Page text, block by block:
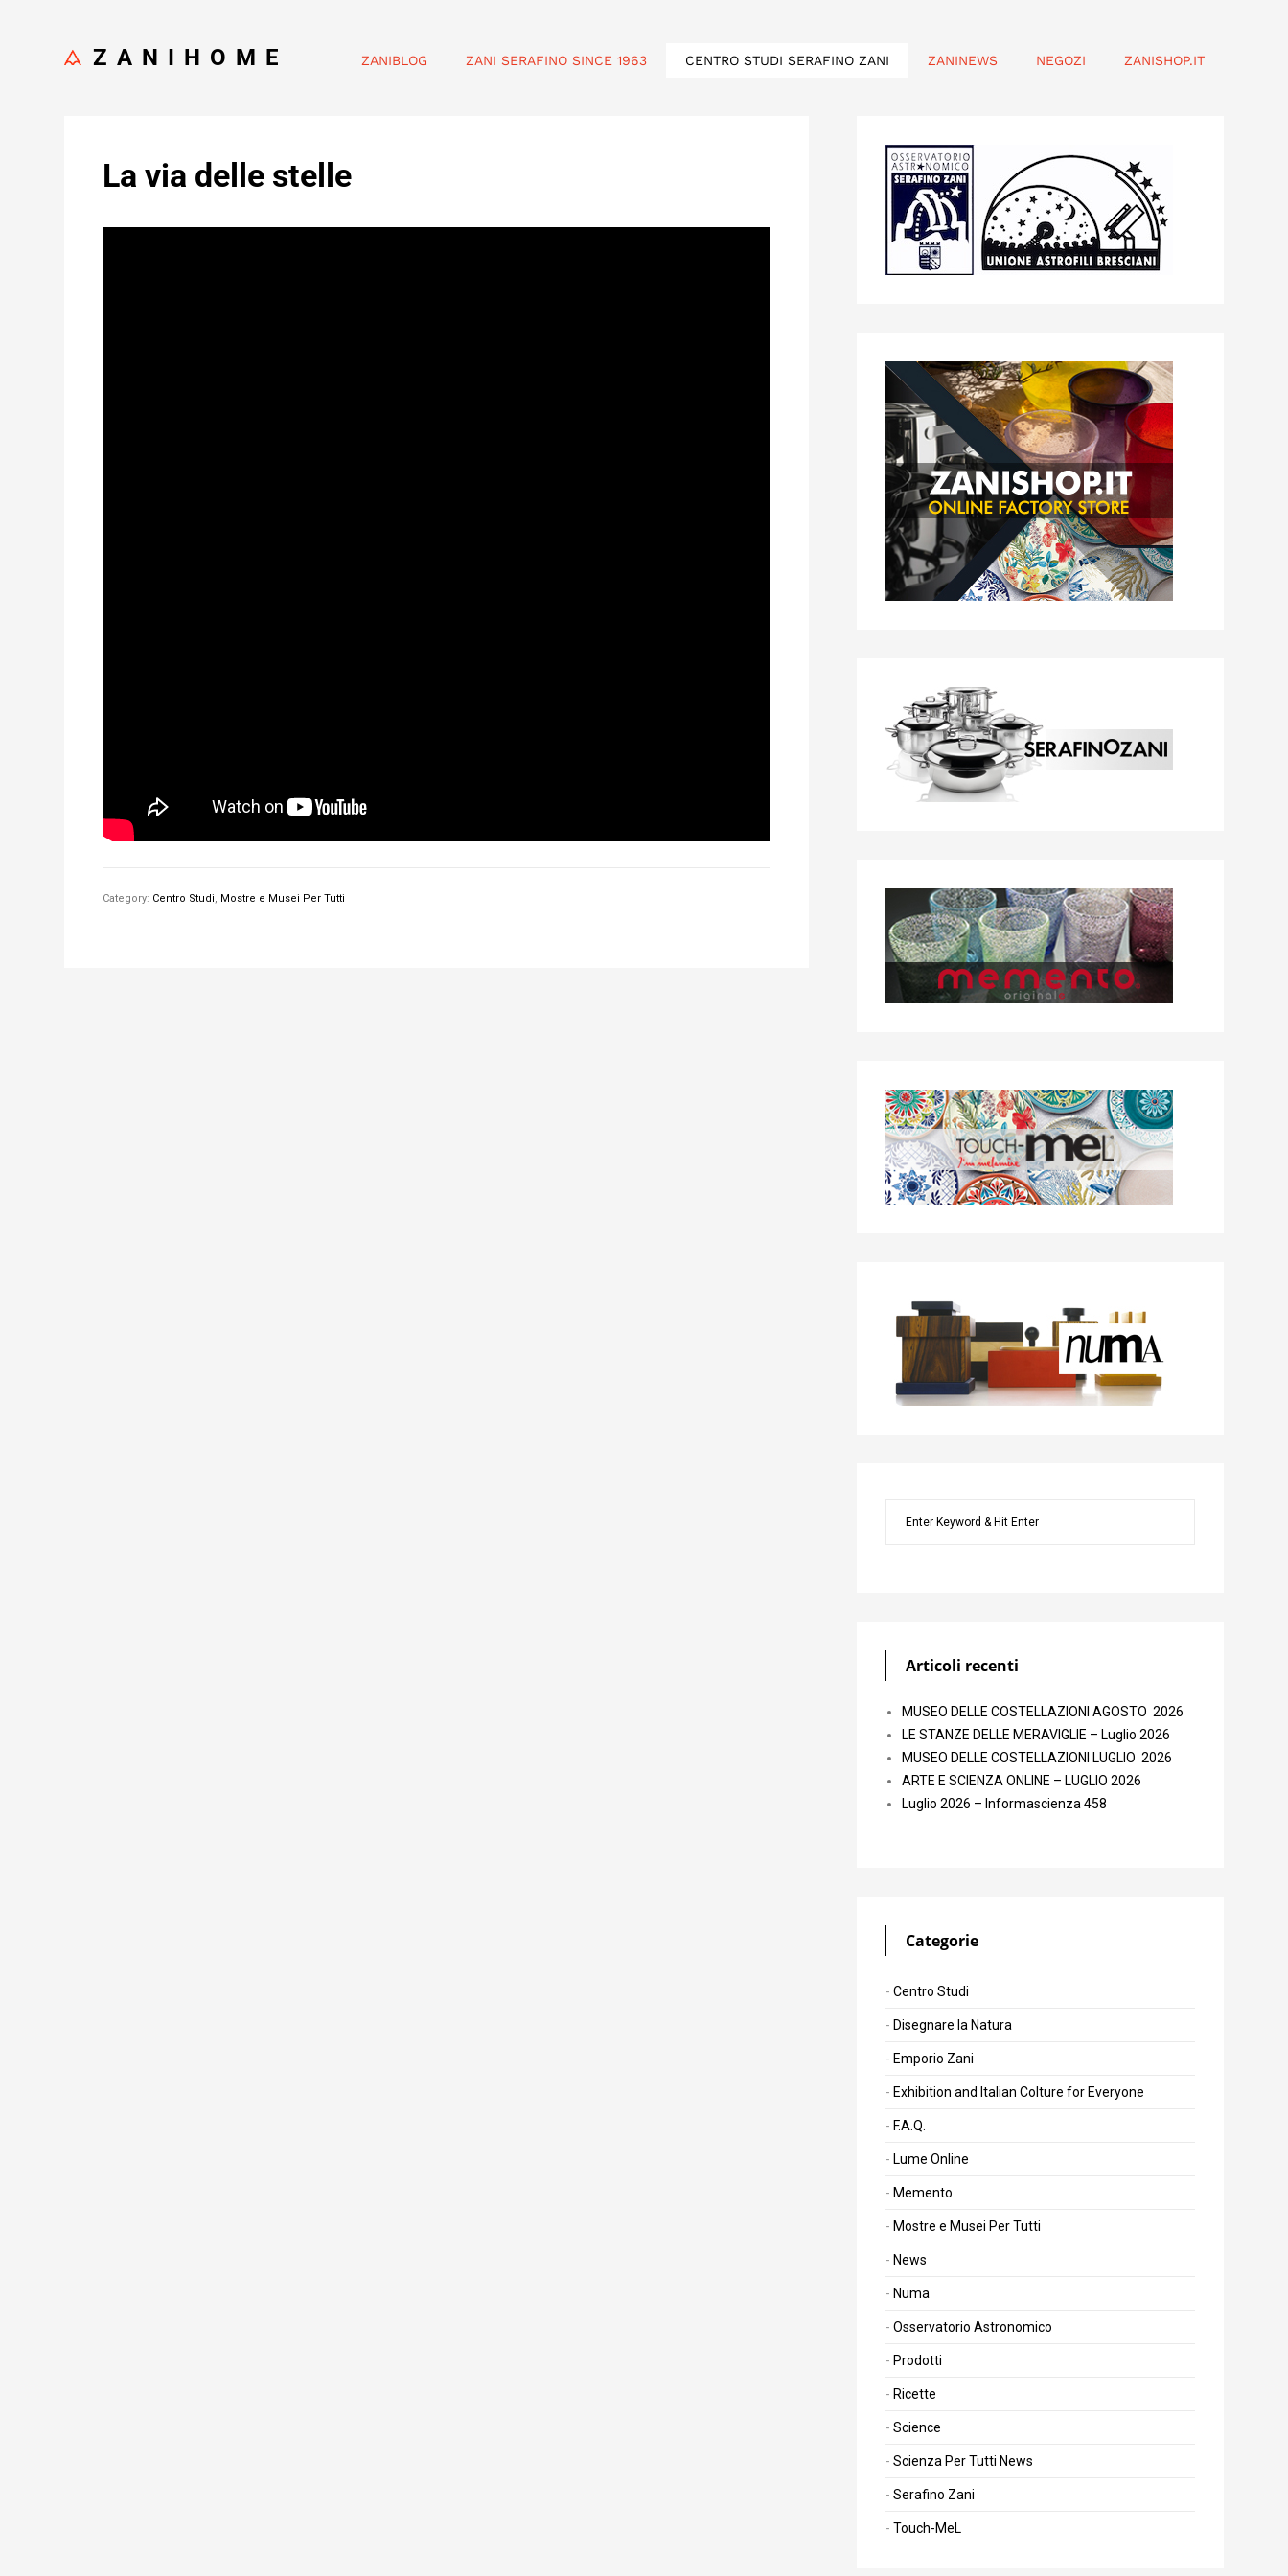
ZANIHOME ZANIBLOG ZANI SERAFINO SINCE 1963 CENTRO STUDI SERAFINO ZANI ZANINEWS NEGOZI ZANISHOP.IT
La via delle stelle
Category: Centro Studi, Mostre e Musei Per Tutti
Articoli recenti
MUSEO DELLE COSTELLAZIONI AGOSTO 2026
LE STANZE DELLE MERAVIGLIE – Luglio 2026
MUSEO DELLE COSTELLAZIONI LUGLIO 2026
ARTE E SCIENZA ONLINE – LUGLIO 2026
Luglio 2026 – Informascienza 458
Categorie
Centro Studi
Disegnare la Natura
Emporio Zani
Exhibition and Italian Colture for Everyone
F.A.Q.
Lume Online
Memento
Mostre e Musei Per Tutti
News
Numa
Osservatorio Astronomico
Prodotti
Ricette
Science
Scienza Per Tutti News
Serafino Zani
Touch-MeL